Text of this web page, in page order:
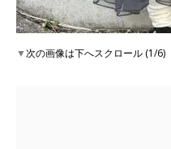
▼次の画像は下へスクロール (1/6)